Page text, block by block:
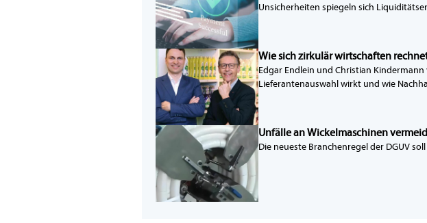
Unsicherheiten spiegeln sich
Wie sich zirkulär wirtschaften
Edgar Endlein und Christian
Lieferantenauswahl wirkt und wie
Unfälle an Wickelmaschinen
Die neueste Branchenregel der DGUV